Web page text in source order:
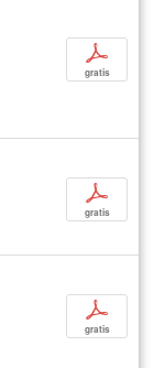
p
gratis
p
gratis
p
gratis